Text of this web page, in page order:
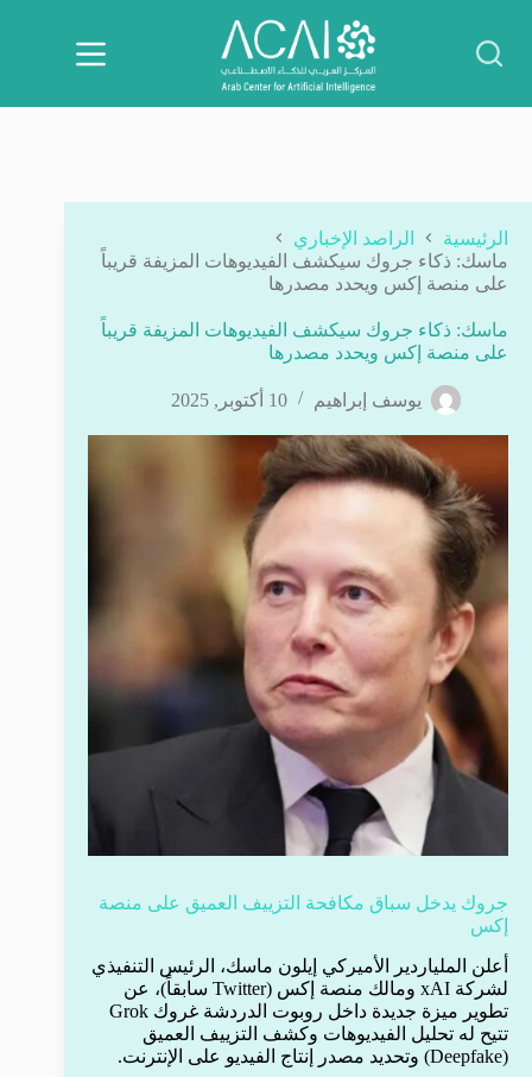
المحتوى
الرئيسية
الراصد الإخباري
ماسك: ذكاء جروك سيكشف الفيديوهات المزيفة قريباً
على منصة إكس ويحدد مصدرها
ماسك: ذكاء جروك سيكشف الفيديوهات المزيفة قريباً
على منصة إكس ويحدد مصدرها
يوسف إبراهيم 10 أكتوبر, 2025
جروك يدخل سباق مكافحة التزييف العميق على منصة
إكس
أعلن الملياردير الأميركي إيلون ماسك، الرئيس التنفيذي
لشركة xAI ومالك منصة إكس (Twitter سابقاً)، عن
تطوير ميزة جديدة داخل روبوت الدردشة غروك Grok
تتيح له تحليل الفيديوهات وكشف التزييف العميق
(Deepfake) وتحديد مصدر إنتاج الفيديو على الإنترنت.